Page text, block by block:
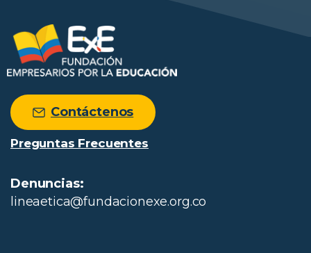
Contáctenos
Preguntas Frecuentes
Denuncias:
lineaetica@fundacionexe.org.co